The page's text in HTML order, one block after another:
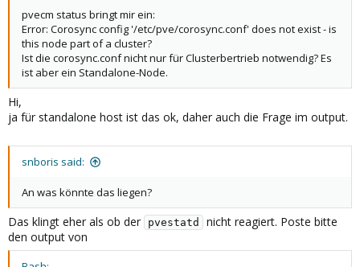
pvecm status bringt mir ein:
Error: Corosync config '/etc/pve/corosync.conf' does not exist - is
this node part of a cluster?
Ist die corosync.conf nicht nur für Clusterbertrieb notwendig? Es
ist aber ein Standalone-Node.
Hi,
ja für standalone host ist das ok, daher auch die Frage im output.
snboris said:
An was könnte das liegen?
Das klingt eher als ob der pvestatd
nicht reagiert. Poste bitte
den output von